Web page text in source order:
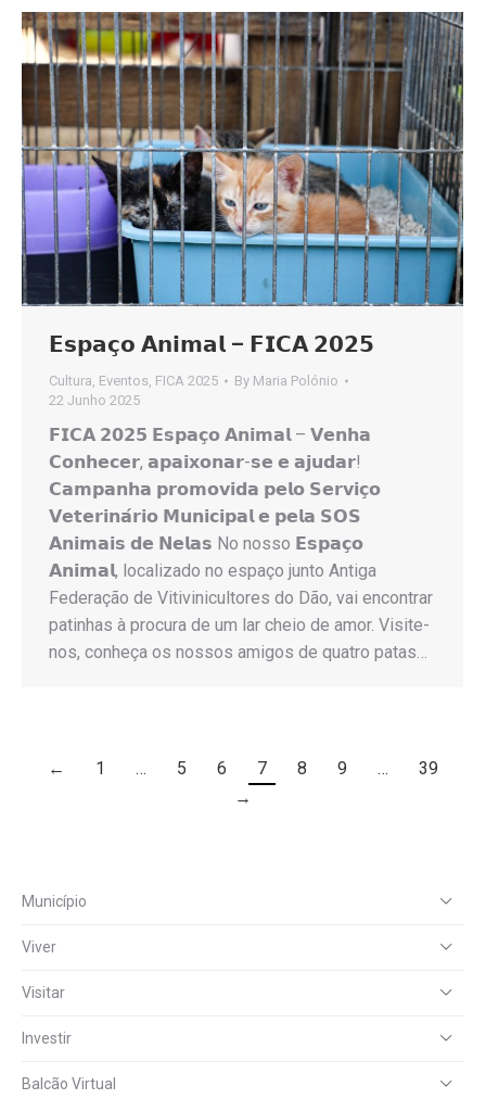
𝗘𝘀𝗽𝗮𝗰̧𝗼 𝗔𝗻𝗶𝗺𝗮𝗹 – 𝗙𝗜𝗖𝗔 𝟮𝟬𝟮𝟱
Cultura, Eventos, FICA 2025 By Maria Polónio
22 Junho 2025
𝗙𝗜𝗖𝗔 𝟮𝟬𝟮𝟱 𝗘𝘀𝗽𝗮𝗰̧𝗼 𝗔𝗻𝗶𝗺𝗮𝗹 – 𝗩𝗲𝗻𝗵𝗮
𝗖𝗼𝗻𝗵𝗲𝗰𝗲𝗿, 𝗮𝗽𝗮𝗶𝘅𝗼𝗻𝗮𝗿-𝘀𝗲 𝗲 𝗮𝗷𝘂𝗱𝗮𝗿!
𝗖𝗮𝗺𝗽𝗮𝗻𝗵𝗮 𝗽𝗿𝗼𝗺𝗼𝘃𝗶𝗱𝗮 𝗽𝗲𝗹𝗼 𝗦𝗲𝗿𝘃𝗶𝗰̧𝗼
𝗩𝗲𝘁𝗲𝗿𝗶𝗻𝗮́𝗿𝗶𝗼 𝗠𝘂𝗻𝗶𝗰𝗶𝗽𝗮𝗹 𝗲 𝗽𝗲𝗹𝗮 𝗦𝗢𝗦
𝗔𝗻𝗶𝗺𝗮𝗶𝘀 𝗱𝗲 𝗡𝗲𝗹𝗮𝘀 No nosso 𝗘𝘀𝗽𝗮𝗰̧𝗼
𝗔𝗻𝗶𝗺𝗮𝗹, localizado no espaço junto Antiga
Federação de Vitivinicultores do Dão, vai encontrar
patinhas à procura de um lar cheio de amor. Visite-
nos, conheça os nossos amigos de quatro patas…
← 1 … 5 6 7 8 9 …
39
→
Município
Viver
Visitar
Investir
Balcão Virtual